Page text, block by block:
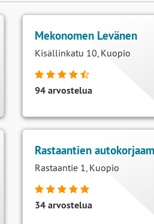
| Vertaa palvelut tästä
Mekonomen Levänen
Kisällinkatu 10, Kuopio
94 arvostelua
Rastaantien autokorjaamo
Rastaantie 1, Kuopio